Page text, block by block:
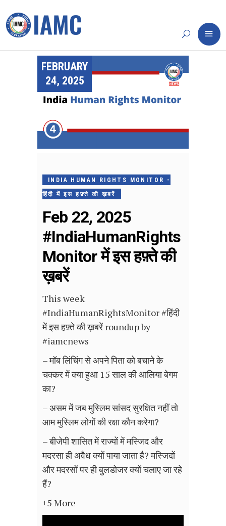
FEBRUARY
24, 2025
INDIA HUMAN RIGHTS MONITOR -
हिंदी में इस हफ़्ते की ख़बरें
Feb 22, 2025
#IndiaHumanRights
Monitor में इस हफ़्ते की
ख़बरें
This week
#IndiaHumanRightsMonitor #हिंदी
में इस हफ़्ते की ख़बरें roundup by
#iamcnews
– मॉब लिंचिंग से अपने पिता को बचाने के
चक्कर में क्या हुआ 15 साल की आलिया बेगम
का?
– असम में जब मुस्लिम सांसद सुरक्षित नहीं तो
आम मुस्लिम लोगों की रक्षा कौन करेगा?
– बीजेपी शासित में राज्यों में मस्जिद और
मदरसा ही अवैध क्यों पाया जाता है? मस्जिदों
और मदरसों पर ही बुलडोजर क्यों चलाए जा रहे
हैं?
+5 More